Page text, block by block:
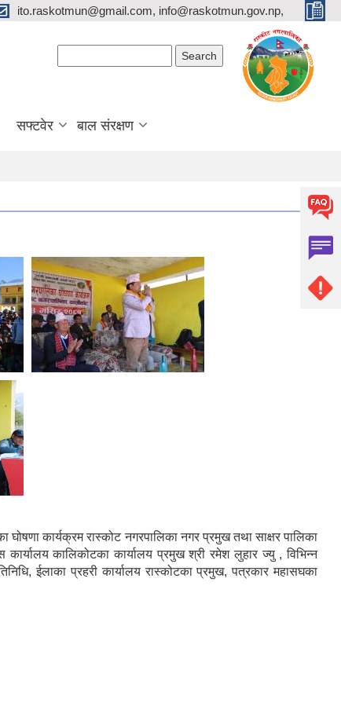
ito.raskotmun@gmail.com, info@raskotmun.gov.np,
सफ्टवेर बाल संरक्षण
कार्यक्रम रास्कोट नगरपालिका नगर प्रमुख तथा साक्षर पालिका
कालिकोटका कार्यालय प्रमुख श्री रमेश लुहार ज्यु , विभिन्न
ईलाका प्रहरी कार्यालय रास्कोटका प्रमुख, पत्रकार महासघका